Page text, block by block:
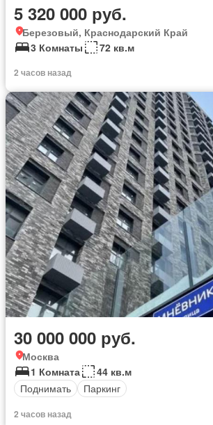
5 320 000 руб.
Березовый, Краснодарский Край
3 Комнаты
72 кв.м
2 часов назад
30 000 000 руб.
Москва
1 Комната
44 кв.м
Поднимать
Паркинг
2 часов назад